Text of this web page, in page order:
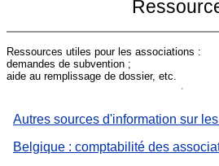
Ressources utiles pour les associations :
demandes de subvention ;
aide au remplissage de dossier, etc.
Autres sources d'information sur
Belgique : comptabilité des